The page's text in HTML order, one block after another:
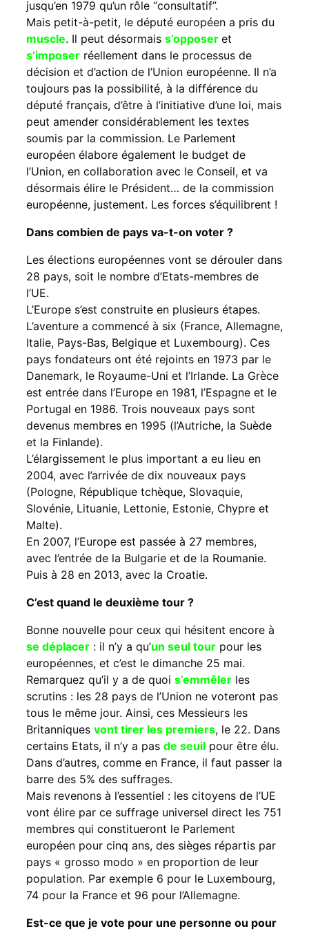
jusqu’en 1979 qu’un rôle “consultatif”.
Mais petit-à-petit, le député européen a pris du
muscle. Il peut désormais s’opposer et
s’imposer réellement dans le processus de
décision et d’action de l’Union européenne. Il n’a
toujours pas la possibilité, à la différence du
député français, d’être à l’initiative d’une loi, mais
peut amender considérablement les textes
soumis par la commission. Le Parlement
européen élabore également le budget de
l’Union, en collaboration avec le Conseil, et va
désormais élire le Président… de la commission
européenne, justement. Les forces s’équilibrent !
Dans combien de pays va-t-on voter ?
Les élections européennes vont se dérouler dans
28 pays, soit le nombre d’Etats-membres de
l’UE.
L’Europe s’est construite en plusieurs étapes.
L’aventure a commencé à six (France, Allemagne,
Italie, Pays-Bas, Belgique et Luxembourg). Ces
pays fondateurs ont été rejoints en 1973 par le
Danemark, le Royaume-Uni et l’Irlande. La Grèce
est entrée dans l’Europe en 1981, l’Espagne et le
Portugal en 1986. Trois nouveaux pays sont
devenus membres en 1995 (l’Autriche, la Suède
et la Finlande).
L’élargissement le plus important a eu lieu en
2004, avec l’arrivée de dix nouveaux pays
(Pologne, République tchèque, Slovaquie,
Slovénie, Lituanie, Lettonie, Estonie, Chypre et
Malte).
En 2007, l’Europe est passée à 27 membres,
avec l’entrée de la Bulgarie et de la Roumanie.
Puis à 28 en 2013, avec la Croatie.
C’est quand le deuxième tour ?
Bonne nouvelle pour ceux qui hésitent encore à
se déplacer : il n’y a qu’un seul tour pour les
européennes, et c’est le dimanche 25 mai.
Remarquez qu’il y a de quoi s’emmêler les
scrutins : les 28 pays de l’Union ne voteront pas
tous le même jour. Ainsi, ces Messieurs les
Britanniques vont tirer les premiers, le 22. Dans
certains Etats, il n’y a pas de seuil pour être élu.
Dans d’autres, comme en France, il faut passer la
barre des 5% des suffrages.
Mais revenons à l’essentiel : les citoyens de l’UE
vont élire par ce suffrage universel direct les 751
membres qui constitueront le Parlement
européen pour cinq ans, des sièges répartis par
pays « grosso modo » en proportion de leur
population. Par exemple 6 pour le Luxembourg,
74 pour la France et 96 pour l’Allemagne.
Est-ce que je vote pour une personne ou pour